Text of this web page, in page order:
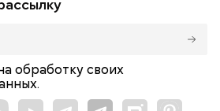
обработку своих